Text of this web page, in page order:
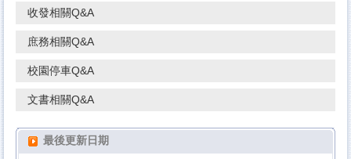
收發相關Q&A
庶務相關Q&A
校園停車Q&A
文書相關Q&A
最後更新日期